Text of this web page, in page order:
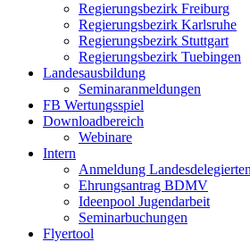
Regierungsbezirk Freiburg
Regierungsbezirk Karlsruhe
Regierungsbezirk Stuttgart
Regierungsbezirk Tuebingen
Landesausbildung
Seminaranmeldungen
FB Wertungsspiel
Downloadbereich
Webinare
Intern
Anmeldung
Ehrungsantrag BDMV
Ideenpool Jugendarbeit
Seminarbuchungen
Flyertool